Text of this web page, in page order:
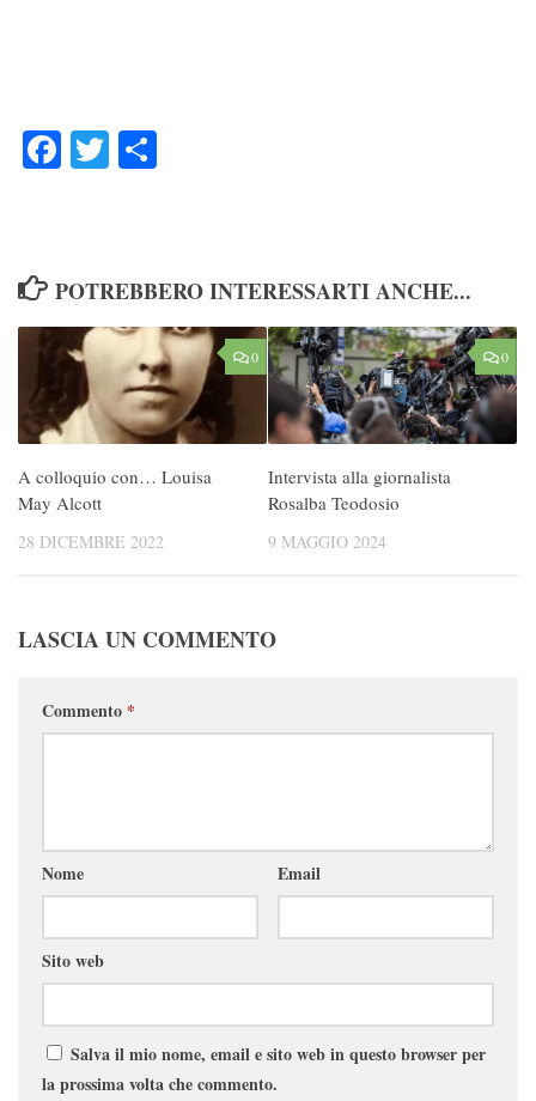
FacebookTwitter
POTREBBERO INTERESSARTI ANCHE...
0
A colloquio con… Louisa
May Alcott
28 DICEMBRE 2022
0
Intervista alla giornalista
Rosalba Teodosio
9 MAGGIO 2024
LASCIA UN COMMENTO
Commento *
Nome Email
Sito web
Salva il mio nome, email e sito web in questo browser per
la prossima volta che commento.